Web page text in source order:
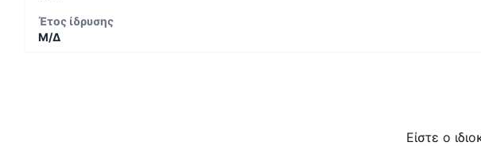
Έτος ίδρυσης
Μ/Δ
Είστε ο